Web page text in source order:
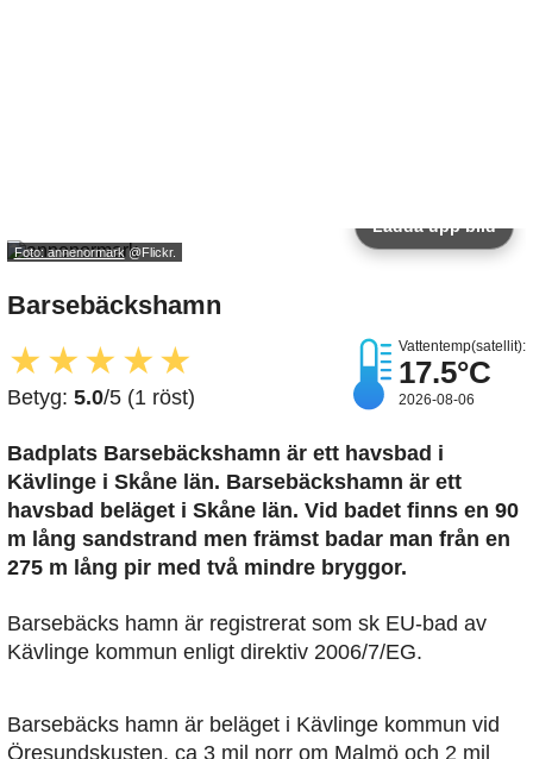
Foto: annenormark@Flickr.
Ladda upp bild
Barsebäckshamn
★ ★★ ★★
Betyg: 5.0/5 (1 röst)
Vattentemp(satellit):
17.5°C
2026-08-06
Badplats Barsebäckshamn är ett havsbad i
Kävlinge i Skåne län. Barsebäckshamn är ett
havsbad beläget i Skåne län. Vid badet finns en 90
m lång sandstrand men främst badar man från en
275 m lång pir med två mindre bryggor.
Barsebäcks hamn är registrerat som sk EU-bad av
Kävlinge kommun enligt direktiv 2006/7/EG.
Barsebäcks hamn är beläget i Kävlinge kommun vid
Öresundskusten, ca 3 mil norr om Malmö och 2 mil